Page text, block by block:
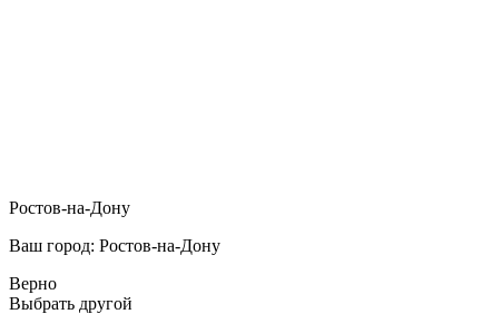
Ростов-на-Дону
Ваш город: Ростов-на-Дону
Верно
Выбрать другой